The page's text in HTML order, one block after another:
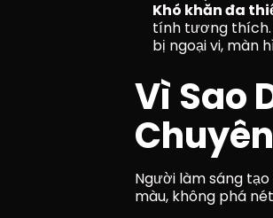
Khó khăn đa
tính tương thích.
bị ngoại vi, màn
Vì Sao
Người làm sáng
màu, không phá